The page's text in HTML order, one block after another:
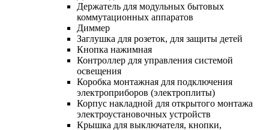
Держатель для модульных бытовых
коммутационных аппаратов
Диммер
Заглушка для розеток, для защиты детей
Кнопка нажимная
Контроллер для управления системой
освещения
Коробка монтажная для подключения
электроприборов (электроплиты)
Корпус накладной для открытого монтажа
электроустановочных устройств
Крышка для выключателя, кнопки,